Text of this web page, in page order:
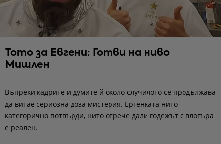
Тото за Евгени: Готви на ниво
Мишлен
Въпреки кадрите и думите й около случилото се продължава
да витае сериозна доза мистерия. Ергенката нито
категорично потвърди, нито отрече дали годежът с влогъра
е реален.